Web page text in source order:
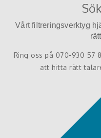
Vårt filtreringsverktyg
Ring oss på 070-930 57
att hitta rätt